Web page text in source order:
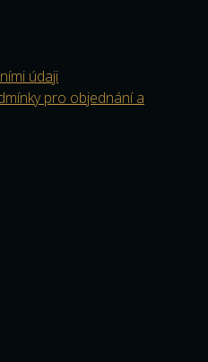
údaji
pro objednání a